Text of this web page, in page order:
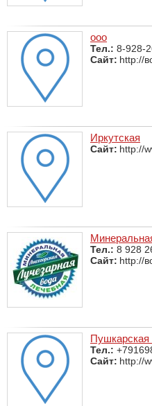
ооо
Тел.: 8-928-
Сайт: http://
Иркутская
Сайт: http://
Тел.: 8 928
Сайт: http://
Пушкарская
Тел.:
Сайт: http://